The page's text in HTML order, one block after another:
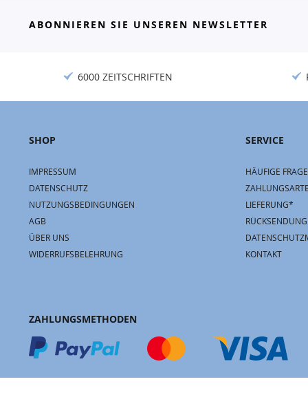
ABONNIEREN SIE UNSEREN NEWSLETTER
6000 ZEITSCHRIFTEN
SHOP
IMPRESSUM
DATENSCHUTZ
NUTZUNGSBEDINGUNGEN
AGB
ÜBER UNS
WIDERRUFSBELEHRUNG
SERVICE
HÄUFIGE
LIEFERUNG*
KONTAKT
ZAHLUNGSMETHODEN